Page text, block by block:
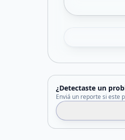
¿Detectaste un
Enviá un reporte si este